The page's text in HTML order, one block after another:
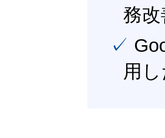
務
✓ Google Workspace（旧G Suite） を最大限に活
用